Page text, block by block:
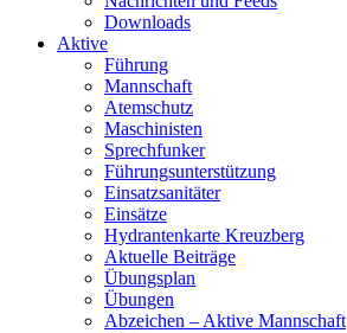
Downloads
Aktive
Führung
Mannschaft
Atemschutz
Maschinisten
Sprechfunker
Führungsunterstützung
Einsatzsanitäter
Einsätze
Hydrantenkarte Kreuzberg
Aktuelle Beiträge
Übungsplan
Übungen
Abzeichen – Aktive Mannschaft